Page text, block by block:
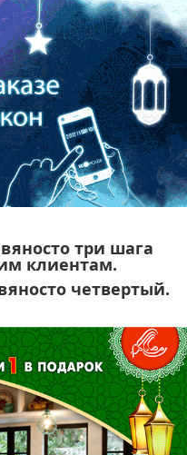
три шага
клиентам.
четвертый.